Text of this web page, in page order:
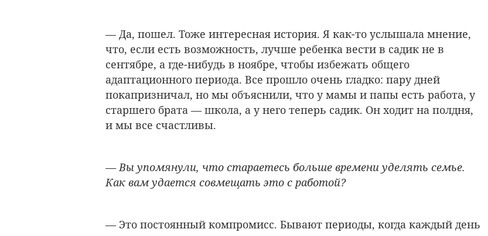
— Да, пошел. Тоже интересная история. Я как-то услышала мнение,
что, если есть возможность, лучше ребенка вести в садик не в
сентябре, а где-нибудь в ноябре, чтобы избежать общего
адаптационного периода. Все прошло очень гладко: пару дней
покапризничал, но мы объяснили, что у мамы и папы есть работа, у
старшего брата — школа, а у него теперь садик. Он ходит на полдня,
и мы все счастливы.
— Вы упомянули, что стараетесь больше времени уделять семье.
Как вам удается совмещать это с работой?
— Это постоянный компромисс. Бывают периоды, когда каждый день